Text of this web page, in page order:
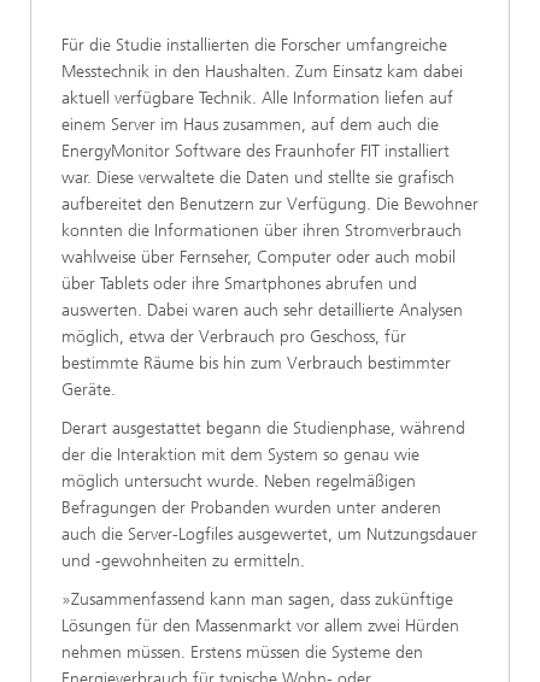
Für die Studie installierten die Forscher umfangreiche
Messtechnik in den Haushalten. Zum Einsatz kam dabei
aktuell verfügbare Technik. Alle Information liefen auf
einem Server im Haus zusammen, auf dem auch die
EnergyMonitor Software des Fraunhofer FIT installiert
war. Diese verwaltete die Daten und stellte sie grafisch
aufbereitet den Benutzern zur Verfügung. Die Bewohner
konnten die Informationen über ihren Stromverbrauch
wahlweise über Fernseher, Computer oder auch mobil
über Tablets oder ihre Smartphones abrufen und
auswerten. Dabei waren auch sehr detaillierte Analysen
möglich, etwa der Verbrauch pro Geschoss, für
bestimmte Räume bis hin zum Verbrauch bestimmter
Geräte.
Derart ausgestattet begann die Studienphase, während
der die Interaktion mit dem System so genau wie
möglich untersucht wurde. Neben regelmäßigen
Befragungen der Probanden wurden unter anderen
auch die Server-Logfiles ausgewertet, um Nutzungsdauer
und -gewohnheiten zu ermitteln.
»Zusammenfassend kann man sagen, dass zukünftige
Lösungen für den Massenmarkt vor allem zwei Hürden
nehmen müssen. Erstens müssen die Systeme den